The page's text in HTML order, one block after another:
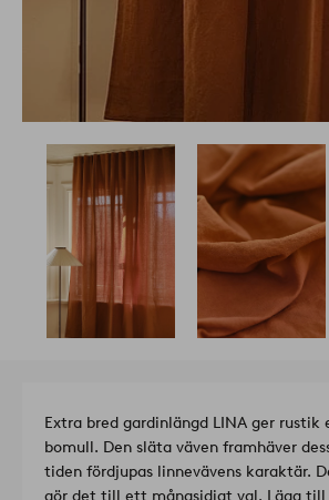
Extra bred gardinlängd LINA ger
bomull. Den släta väven framhäver
tiden fördjupas linnevävens karaktär.
gör det till ett mångsidigt val. Lägg